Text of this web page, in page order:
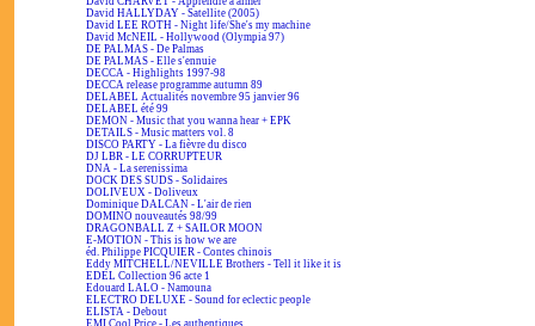
David HALLYDAY - Satellite (2005)
David LEE ROTH - Night life/She's my machine
David McNEIL - Hollywood (Olympia 97)
DE PALMAS - De Palmas
DE PALMAS - Elle s'ennuie
DECCA - Highlights 1997-98
DECCA release programme autumn 89
DELABEL Actualités novembre 95 janvier 96
DELABEL été 99
DEMON - Music that you wanna hear + EPK
DETAILS - Music matters vol. 8
DISCO PARTY - La fièvre du disco
DJ LBR - LE CORRUPTEUR
DNA - La serenissima
DOCK DES SUDS - Solidaires
DOLIVEUX - Doliveux
Dominique DALCAN - L'air de rien
DOMINO nouveautés 98/99
DRAGONBALL Z + SAILOR MOON
E-MOTION - This is how we are
éd. Philippe PICQUIER - Contes chinois
Eddy MITCHELL/NEVILLE Brothers - Tell it like it is
EDEL Collection 96 acte 1
Edouard LALO - Namouna
ELECTRO DELUXE - Sound for eclectic people
ELISTA - Debout
EMI Cool Price - Les authentiques